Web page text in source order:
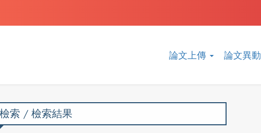
論文上傳 論文異動
索 / 檢索結果